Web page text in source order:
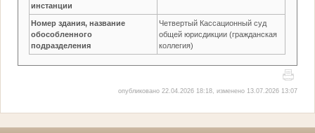
инстанции
Номер здания, название
обособленного
подразделения
Четвертый Кассационный суд
общей юрисдикции (гражданская
коллегия)
опубликовано 22.04.2026 18:18, изменено 13.07.2026 13:07